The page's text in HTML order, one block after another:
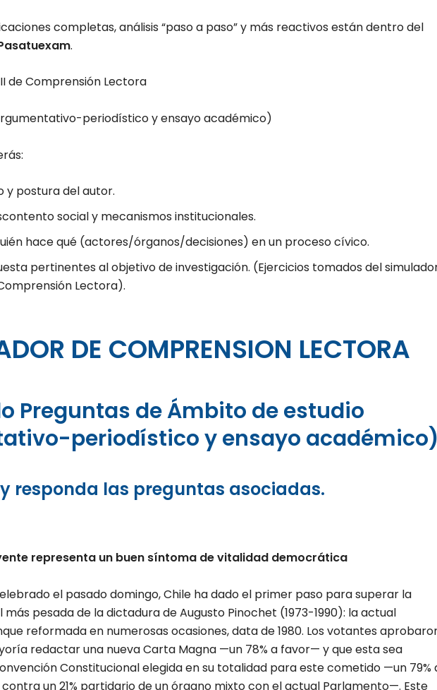
completas, análisis “paso a paso” y más reactivos están dentro del
.
de Comprensión Lectora
periodístico y ensayo académico)
y postura del autor.
social y mecanismos institucionales.
hace qué (actores/órganos/decisiones) en un proceso cívico.
pertinentes al objetivo de investigación. (Ejercicios tomados del
Lectora).
DE COMPRENSION LECTORA
Preguntas de Ámbito de estudio
periodístico y ensayo
responda las preguntas asociadas.
representa un buen síntoma de vitalidad democrática
el pasado domingo, Chile ha dado el primer paso para superar la
pesada de la dictadura de Augusto Pinochet (1973-1990): la actual
reformada en numerosas ocasiones, data de 1980. Los votantes
redactar una nueva Carta Magna —un 78% a favor— y que esta sea
Constitucional elegida en su totalidad para este cometido —un 79%
un 21% partidario de un órgano mixto con el actual Parlamento—. Este